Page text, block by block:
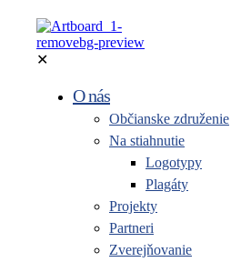
✕
O nás
Občianske združenie
Na stiahnutie
Logotypy
Plagáty
Projekty
Partneri
Zverejňovanie